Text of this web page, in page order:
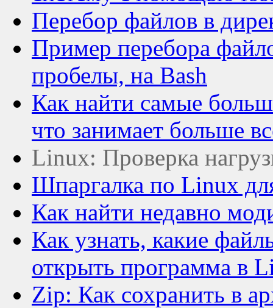
Перебор файлов в
Пример перебора
пробелы, на Bash
Как найти самые
что занимает больше
Linux: Проверка
Шпаргалка по Linux
Как найти недавно
Как узнать, какие
открыть программа в
Zip: Как сохранить в